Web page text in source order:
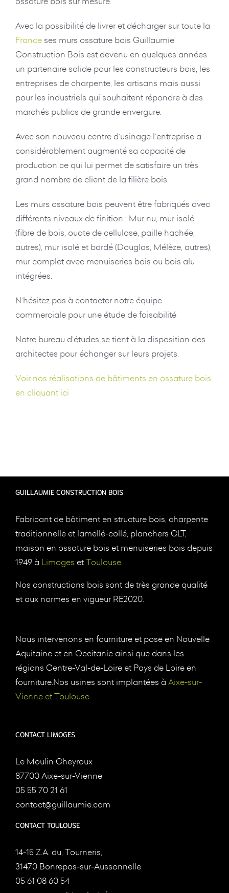
Avec la possibilité de livrer et décharger sur toute la
Franceses murs ossature bois Guillaumie
Construction Bois est devenu en quelques années
un partenaire solide pour les constructeurs bois, les
entreprises de charpente, les artisans mais aussi
pour les industriels qui souhaitent répondre à des
marchés publics de grande envergure.
Avec son nouveau centre d’usinage l’entreprise a
considérablement augmenté sa capacité de
production ce qui lui permet de satisfaire un très
grand nombre de client de la filière bois.
Les murs ossature bois peuvent être fabriqués avec
différents niveaux de finition : Mur nu, mur isolé
(fibre de bois, ouate de cellulose, paille hachée,
autres), mur isolé et bardé (Douglas, Mélèze, autres),
mur complet avec menuiseries bois ou bois alu
intégrées.
N’hésitez pas à contacter notre équipe
commerciale pour une étude de faisabilité
Notre bureau d’études se tient à la disposition des
architectes pour échanger sur leurs projets.
Voir nos réalisations de bâtiments en ossature bois
en cliquant ici
GUILLAUMIE CONSTRUCTION BOIS
Fabricant de bâtiment en structure bois, charpente
traditionnelle et lamellé-collé, planchers CLT,
maison en ossature bois et menuiseries bois depuis
1949 à Limoges etToulouse.
Nos constructions bois sont de très grande qualité
et aux normes en vigueur RE2020.
Nous intervenons en fourniture et pose en Nouvelle
Aquitaine et en Occitanie ainsi que dans les
régions Centre-Val-de-Loire et Pays de Loire en
fourniture.Nos usines sont implantées à Aixe-sur-
Vienne et Toulouse
CONTACT LIMOGES
Le Moulin Cheyroux
87700 Aixe-sur-Vienne
05 55 70 21 61
contact@guillaumie.com
CONTACT TOULOUSE
14-15 Z.A. du, Tourneris,
31470 Bonrepos-sur-Aussonnelle
05 61 08 60 54